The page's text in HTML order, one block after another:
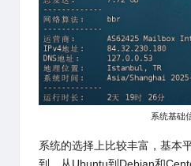
系统基础
系统的选择上比较丰富，基本